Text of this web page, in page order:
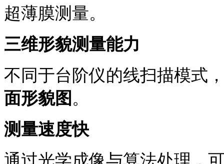
超薄膜测量。
三维形貌测量能力
不同于台阶仪的线扫描模式
面形貌图 。
测量速度快
通过光学成像与算法处理，